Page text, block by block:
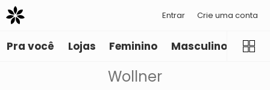
Entrar Crie uma conta
Pra você Lojas Feminino Masculino
Wollner